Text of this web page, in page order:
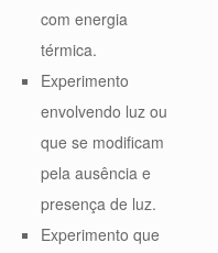
com energia
térmica.
Experimento
envolvendo luz ou
que se modificam
pela ausência e
presença de luz.
Experimento que